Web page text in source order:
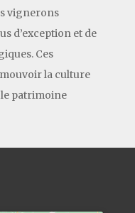
vignerons
d’exception et de
Ces
la culture
patrimoine